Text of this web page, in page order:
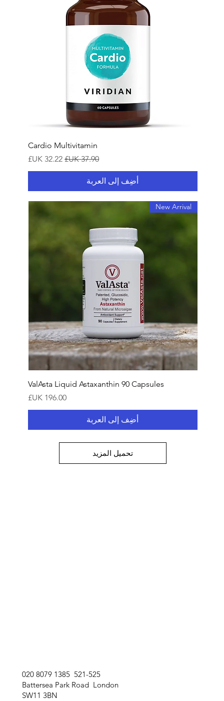
Cardio Multivitamin
سعر عادي سعر البيع
أضِف إلى العربة
New Arrival
ValAsta Liquid Astaxanthin 90 Capsules
السعر
أضِف إلى العربة
تحميل المزيد
020 8079 1385 521-525
Battersea Park Road London
SW11 3BN